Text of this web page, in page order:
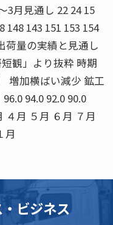
3月見通し 22 24 15
148 143 151 153 154
量の実績と見通し
観」より抜粋 時期
増加横ばい減少 鉱工
94.0 92.0 90.0
４月 ５月 ６月 ７月
月
ビジネス